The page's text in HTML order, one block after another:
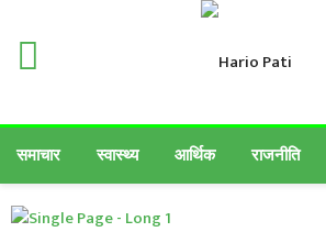
समाचार स्वास्थ्य आर्थिक राजनीति